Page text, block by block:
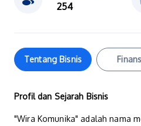
254
Tentang Bisnis
Profil dan Sejarah Bisnis
"Wira Komunika" adalah nama